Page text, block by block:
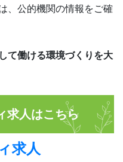
、公的機関の情報をご確
て働ける環境づくりを大
求人はこちら
求人